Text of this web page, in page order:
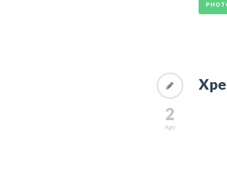
2
Ago